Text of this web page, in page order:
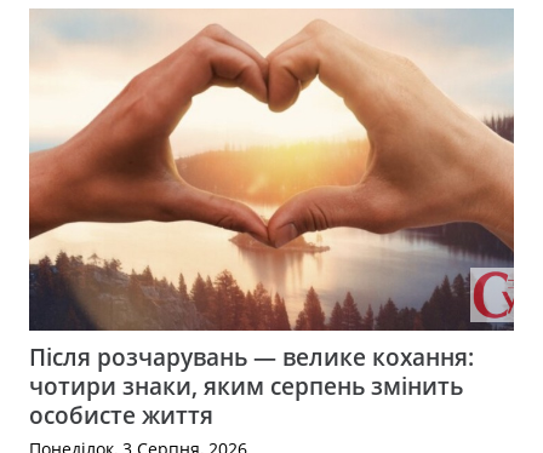
Після розчарувань — велике кохання:
чотири знаки, яким серпень змінить
особисте життя
Понеділок, 3 Серпня, 2026